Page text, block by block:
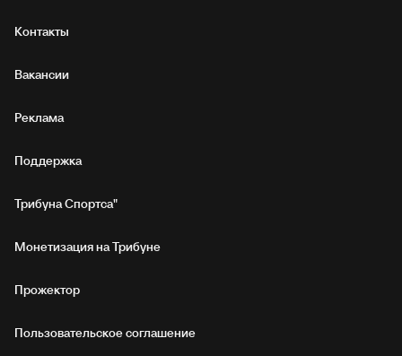
Контакты
Вакансии
Реклама
Поддержка
Трибуна Спортса"
Монетизация на Трибуне
Прожектор
Пользовательское соглашение